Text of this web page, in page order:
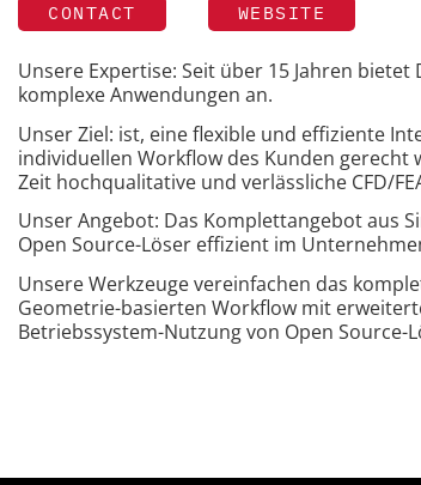
CONTACT WEBSITE
Unsere Expertise: Seit über 15 Jahren
komplexe Anwendungen an.
Unser Ziel: ist, eine flexible und effiziente
individuellen Workflow des Kunden
Zeit hochqualitative und verlässliche CFD/
Unser Angebot: Das Komplettangebot aus
Open Source-Löser effizient im
Unsere Werkzeuge vereinfachen das
Geometrie-basierten Workflow mit
Betriebssystem-Nutzung von Open Source-